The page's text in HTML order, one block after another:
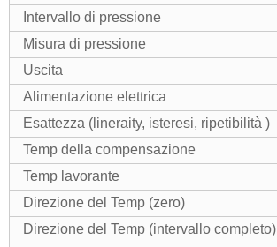
Intervallo di pressione
Misura di pressione
Uscita
Alimentazione elettrica
Esattezza (lineraity, isteresi, ripetibilità )
Temp della compensazione
Temp lavorante
Direzione del Temp (zero)
Direzione del Temp (intervallo completo)